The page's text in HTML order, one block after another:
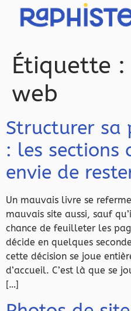
principal
Étiquette :
web
Structurer sa
: les sections
envie de
Un mauvais livre se
mauvais site aussi, sauf
chance de feuilleter les
décide en quelques
cette décision se joue
d’accueil. C’est là que se
[…]